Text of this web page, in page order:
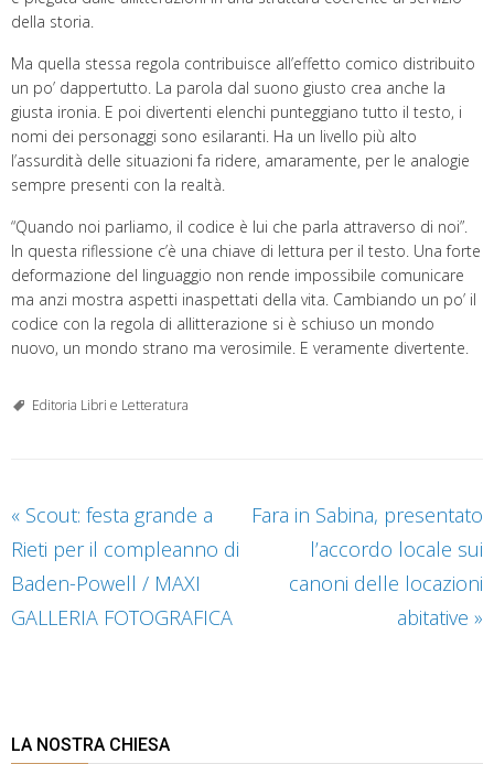
della storia.
Ma quella stessa regola contribuisce all’effetto comico distribuito
un po’ dappertutto. La parola dal suono giusto crea anche la
giusta ironia. E poi divertenti elenchi punteggiano tutto il testo, i
nomi dei personaggi sono esilaranti. Ha un livello più alto
l’assurdità delle situazioni fa ridere, amaramente, per le analogie
sempre presenti con la realtà.
“Quando noi parliamo, il codice è lui che parla attraverso di noi”.
In questa riflessione c’è una chiave di lettura per il testo. Una forte
deformazione del linguaggio non rende impossibile comunicare
ma anzi mostra aspetti inaspettati della vita. Cambiando un po’ il
codice con la regola di allitterazione si è schiuso un mondo
nuovo, un mondo strano ma verosimile. E veramente divertente.
Editoria Libri e Letteratura
« Scout: festa grande a
Rieti per il compleanno di
Baden-Powell / MAXI
GALLERIA FOTOGRAFICA
Fara in Sabina, presentato
l’accordo locale sui
canoni delle locazioni
abitative »
LA NOSTRA CHIESA